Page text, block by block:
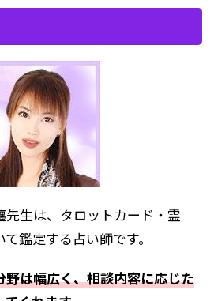
先生は、タロットカード・霊
鑑定する占い師です。
は幅広く、相談内容に応じた